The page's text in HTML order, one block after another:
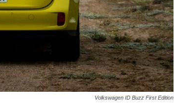
Volkswagen ID Buzz First Edition